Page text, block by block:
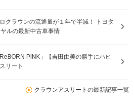
クラウンの流通量が１年で半減！ トヨタ
ルの最新中古車事情
PINK」【吉田由美の勝手にハピ
リート
クラウンアスリートの最新記事一覧